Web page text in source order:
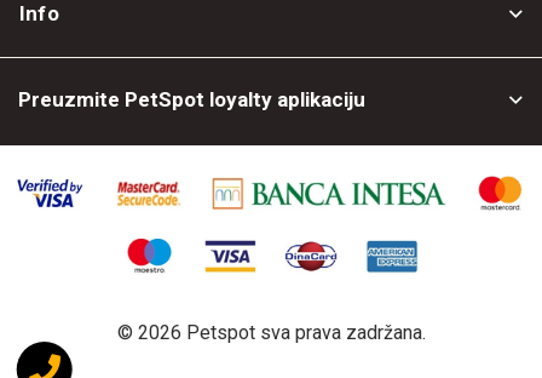
Info
Preuzmite PetSpot loyalty aplikaciju
© 2026 Petspot sva prava zadržana.